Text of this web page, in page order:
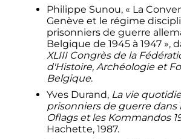
Philippe Sunou, « La
Genève et le régime
prisonniers de guerre
Belgique de 1945 à 1947 »,
XLIII Congrès de la
d'Histoire, Archéologie et
Belgique.
Yves Durand, La vie
prisonniers de guerre dans
Oflags et les Kommandos
Hachette, 1987.